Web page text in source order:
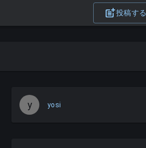
投稿する
y yosi